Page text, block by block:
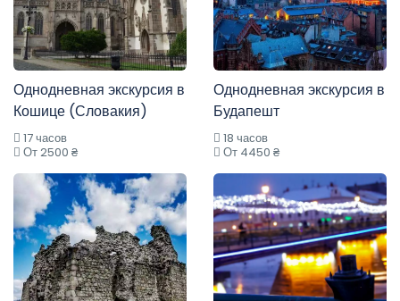
Однодневная экскурсия в
Кошице (Словакия)
17 часов
От 2500 ₴
Однодневная экскурсия в
Будапешт
18 часов
От 4450 ₴